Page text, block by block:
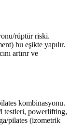
rüptür riski.
bu eşikte yapılır.
artırır ve
kombinasyonu.
testleri, powerlifting,
pilates (izometrik